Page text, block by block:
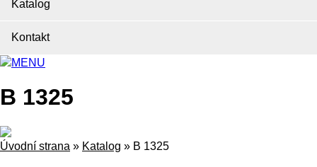
Katalog
Kontakt
MENU
B 1325
Úvodní strana » Katalog » B 1325